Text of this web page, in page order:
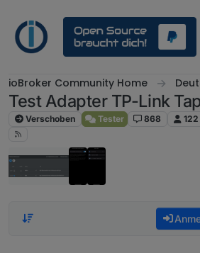
ioBroker Community Home
Test Adapter TP-Link
Verschoben Tester 868 122